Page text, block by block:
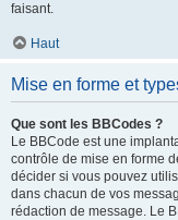
faisant.
Haut
Mise en forme et
Que sont les BBCodes ?
Le BBCode est une
contrôle de mise en forme
décider si vous pouvez
dans chacun de vos
rédaction de message. Le